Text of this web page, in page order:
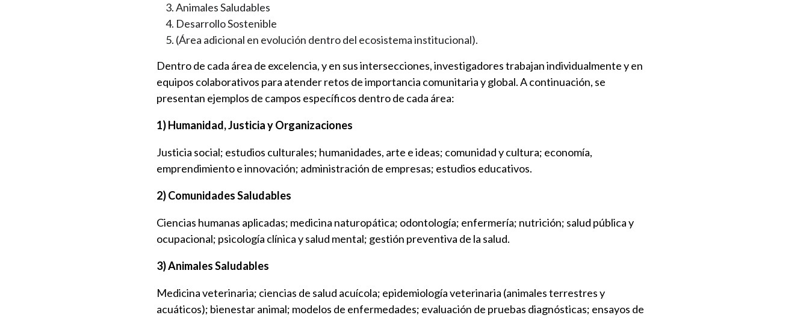
Animales Saludables
Desarrollo Sostenible
(Área adicional en evolución dentro del ecosistema institucional).
Dentro de cada área de excelencia, y en sus intersecciones, investigadores trabajan individualmente y en
equipos colaborativos para atender retos de importancia comunitaria y global. A continuación, se
presentan ejemplos de campos específicos dentro de cada área:
1) Humanidad, Justicia y Organizaciones
Justicia social; estudios culturales; humanidades, arte e ideas; comunidad y cultura; economía,
emprendimiento e innovación; administración de empresas; estudios educativos.
2) Comunidades Saludables
Ciencias humanas aplicadas; medicina naturopática; odontología; enfermería; nutrición; salud pública y
ocupacional; psicología clínica y salud mental; gestión preventiva de la salud.
3) Animales Saludables
Medicina veterinaria; ciencias de salud acuícola; epidemiología veterinaria (animales terrestres y
acuáticos); bienestar animal; modelos de enfermedades; evaluación de pruebas diagnósticas; ensayos de